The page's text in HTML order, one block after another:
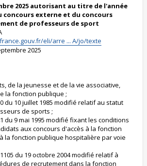
2025 autorisant au titre de l'année
concours externe et du concours
de professeurs de sport
eli/arre ... A/jo/texte
2025
de la jeunesse et de la vie associative,
la fonction publique ;
du 10 juillet 1985 modifié relatif au statut
de sports ;
du 9 mai 1995 modifié fixant les conditions
aux concours d'accès à la fonction
la fonction publique hospitalière par voie
du 19 octobre 2004 modifié relatif à
de recrutement dans la fonction